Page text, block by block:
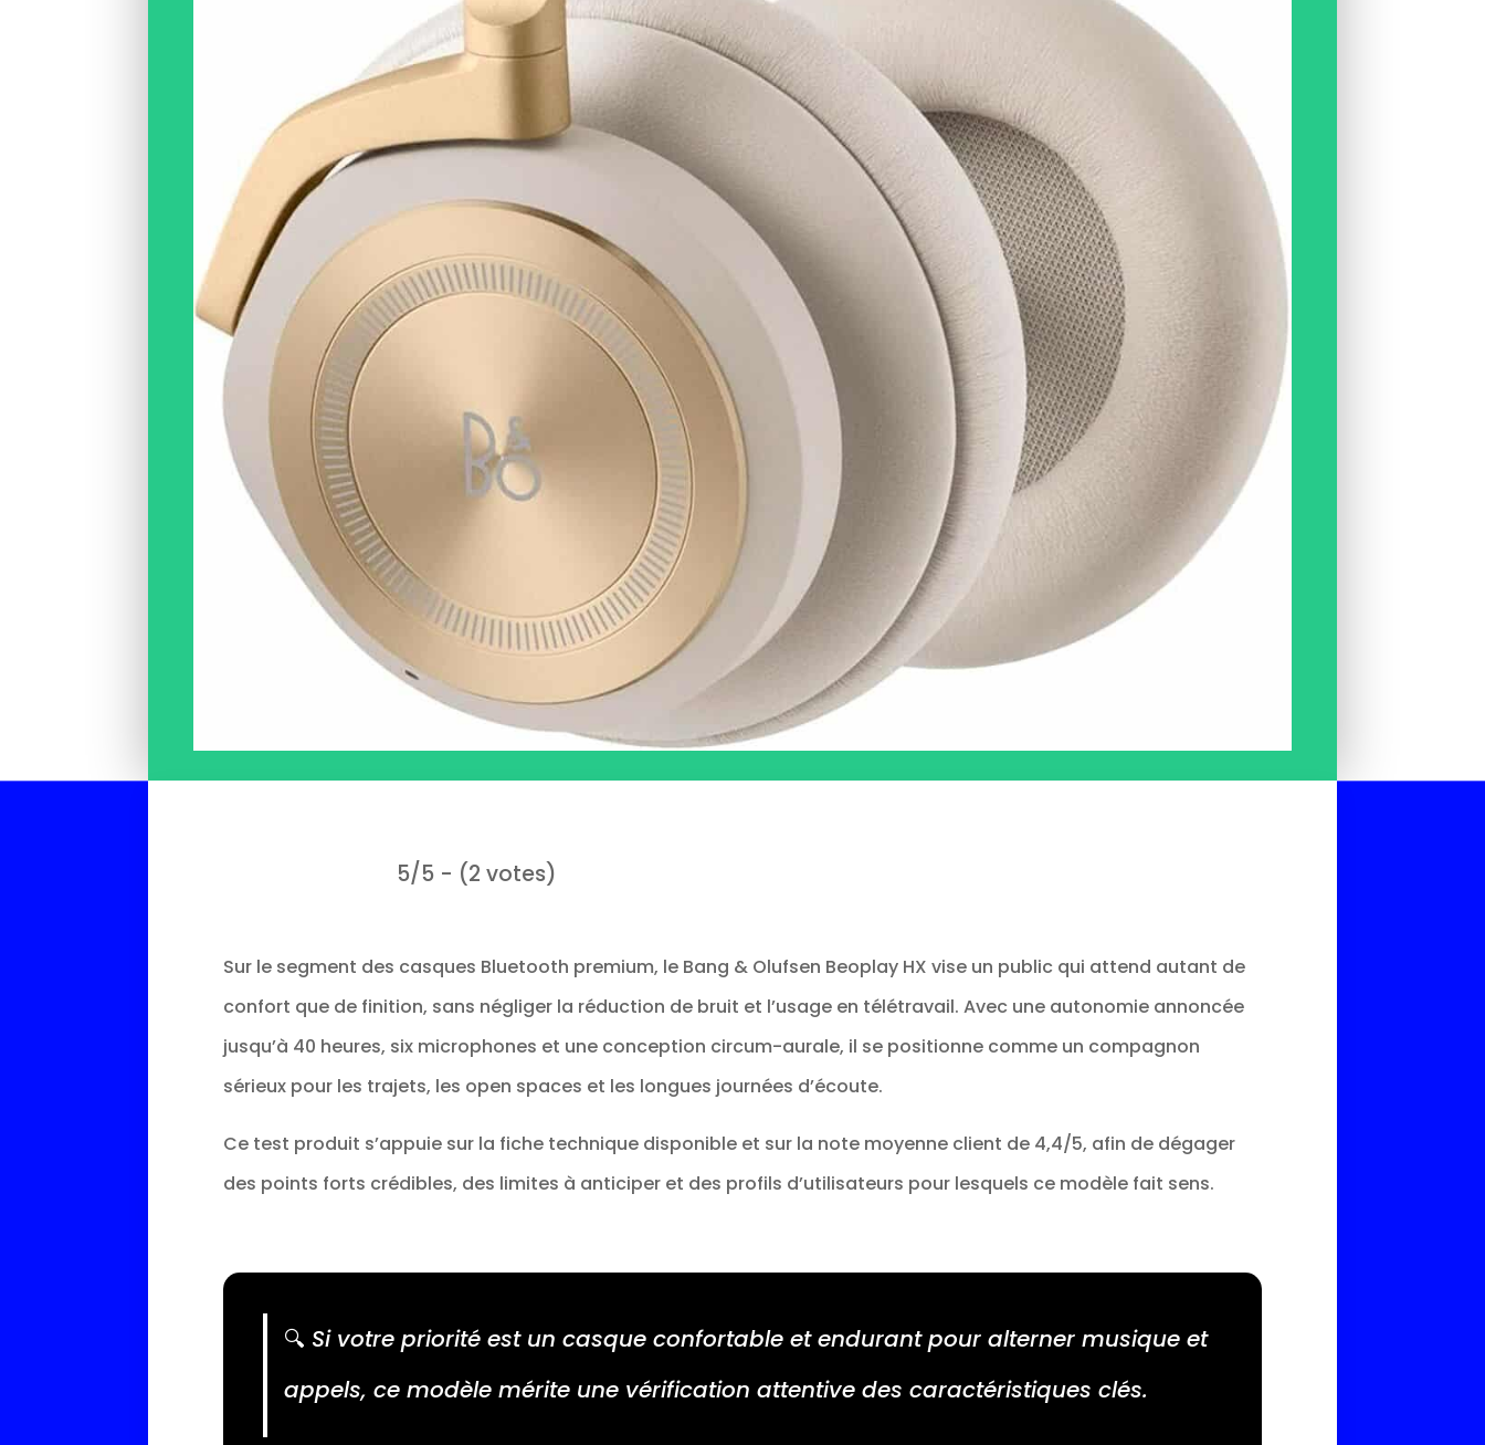
5/5 - (2 votes)
Sur le segment des casques Bluetooth premium, le Bang & Olufsen Beoplay HX vise un public qui attend autant de
confort que de finition, sans négliger la réduction de bruit et l’usage en télétravail. Avec une autonomie annoncée
jusqu’à 40 heures, six microphones et une conception circum-aurale, il se positionne comme un compagnon
sérieux pour les trajets, les open spaces et les longues journées d’écoute.
Ce test produit s’appuie sur la fiche technique disponible et sur la note moyenne client de 4,4/5, afin de dégager
des points forts crédibles, des limites à anticiper et des profils d’utilisateurs pour lesquels ce modèle fait sens.
🔍 Si votre priorité est un casque confortable et endurant pour alterner musique et
appels, ce modèle mérite une vérification attentive des caractéristiques clés.